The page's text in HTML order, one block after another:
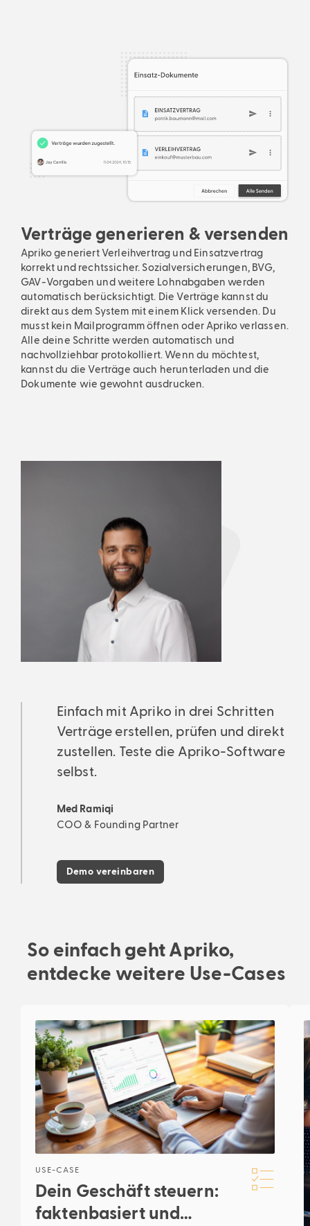
Verträge generieren & versenden
Apriko generiert Verleihvertrag und Einsatzvertrag
korrekt und rechtssicher. Sozialversicherungen, BVG,
GAV-Vorgaben und weitere Lohnabgaben werden
automatisch berücksichtigt. Die Verträge kannst du
direkt aus dem System mit einem Klick versenden. Du
musst kein Mailprogramm öffnen oder Apriko verlassen.
Alle deine Schritte werden automatisch und
nachvollziehbar protokolliert. Wenn du möchtest,
kannst du die Verträge auch herunterladen und die
Dokumente wie gewohnt ausdrucken.
Einfach mit Apriko in drei Schritten
Verträge erstellen, prüfen und direkt
zustellen. Teste die Apriko-Software
selbst.
Med Ramiqi
COO & Founding Partner
Demo vereinbaren
So einfach geht Apriko,
entdecke weitere Use-Cases
USE-CASE
Dein Geschäft steuern:
faktenbasiert und